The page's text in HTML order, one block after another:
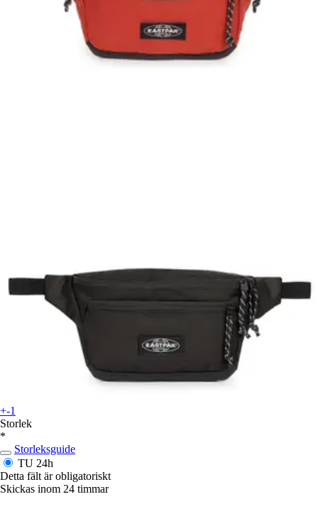
+-1
Storlek
*
Storleksguide
TU 24h
Detta fält är obligatoriskt
Skickas inom 24 timmar